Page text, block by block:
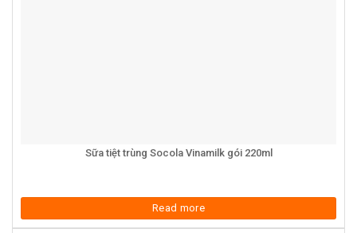
Sữa tiệt trùng Socola Vinamilk gói 220ml
Read more